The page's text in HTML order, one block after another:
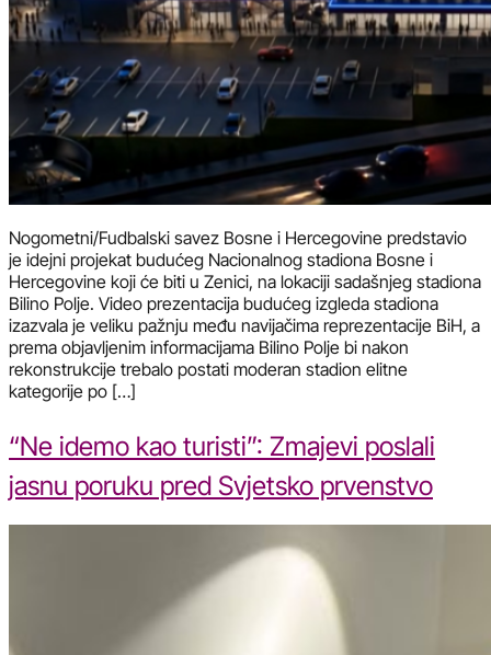
Nogometni/Fudbalski savez Bosne i Hercegovine predstavio
je idejni projekat budućeg Nacionalnog stadiona Bosne i
Hercegovine koji će biti u Zenici, na lokaciji sadašnjeg stadiona
Bilino Polje. Video prezentacija budućeg izgleda stadiona
izazvala je veliku pažnju među navijačima reprezentacije BiH, a
prema objavljenim informacijama Bilino Polje bi nakon
rekonstrukcije trebalo postati moderan stadion elitne
kategorije po […]
“Ne idemo kao turisti”: Zmajevi poslali
jasnu poruku pred Svjetsko prvenstvo